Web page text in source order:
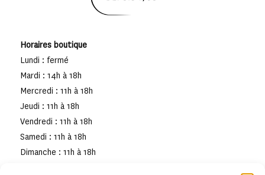
Horaires boutique
Lundi : fermé
Mardi : 14h à 18h
Mercredi : 11h à 18h
Jeudi : 11h à 18h
Vendredi : 11h à 18h
Samedi : 11h à 18h
Dimanche : 11h à 18h